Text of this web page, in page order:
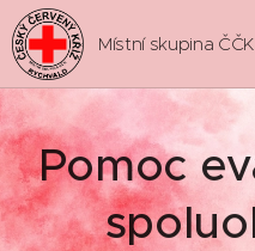
Místní skupina
Pomoc